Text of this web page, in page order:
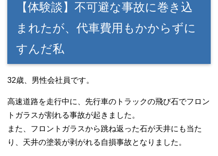
【体験談】不可避な事故に巻き込
まれたが、代車費用もかからずに
すんだ私
32歳、男性会社員です。
高速道路を走行中に、先行車のトラックの飛び石でフロン
トガラスが割れる事故が起きました。
また、フロントガラスから跳ね返った石が天井にも当た
り、天井の塗装が剥がれる自損事故となりました。